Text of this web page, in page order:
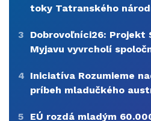
toky Tatranského
3
Dobrovoľníci26: Projekt
Myjavu vyvrcholí
4 Iniciatíva Rozumieme
príbeh mladučkého
5 EÚ rozdá mladým